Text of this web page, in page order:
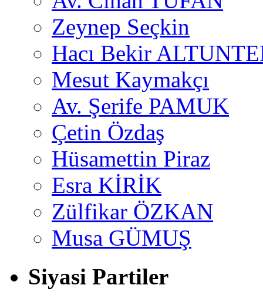
Zeynep Seçkin
Hacı Bekir
Mesut Kaymakçı
Av. Şerife PAMUK
Çetin Özdaş
Hüsamettin Piraz
Esra KİRİK
Zülfikar ÖZKAN
Musa GÜMUŞ
Siyasi Partiler